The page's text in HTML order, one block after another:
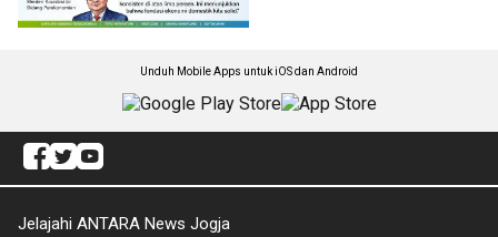
Unduh Mobile Apps untuk iOS dan Android
Jelajahi ANTARA News Jogja